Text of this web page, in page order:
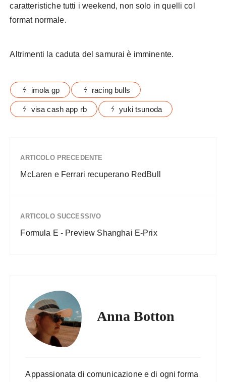
caratteristiche tutti i weekend, non solo in quelli col
format normale.
Altrimenti la caduta del samurai è imminente.
imola gp racing bulls
visa cash app rb yuki tsunoda
ARTICOLO PRECEDENTE
McLaren e Ferrari recuperano RedBull
ARTICOLO SUCCESSIVO
Formula E - Preview Shanghai E-Prix
Anna Botton
Appassionata di comunicazione e di ogni forma